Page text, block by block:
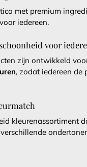
met premium
iedereen.
voor
zijn ontwikkeld
, zodat iedereen de
kleurenassortiment